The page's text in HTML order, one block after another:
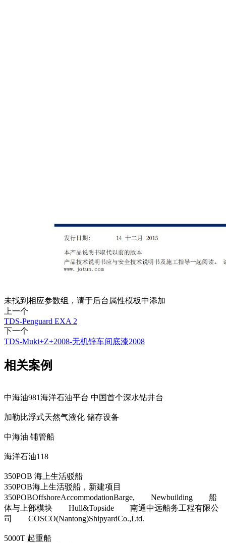
未找到相应参数组，请于后台属性模板中添加
上一个
TDS-Penguard EXA 2
下一个
TDS-Muki+Z+2008-无机锌车间底漆2008
相关案例
中海油981海洋石油平台 中国首个深水钻井台
加勒比浮式天然气液化 储存设备
中海油 铺管船
海洋石油118
350POB 海上生活驳船
350POB海上生活驳船，新建项目
350POBOffshoreAccommodationBarge, Newbuilding 船
体与上部模块 Hull&Topside 南通中远船务工程有限公
司 COSCO(Nantong)ShipyardCo.,Ltd.
5000T 起重船